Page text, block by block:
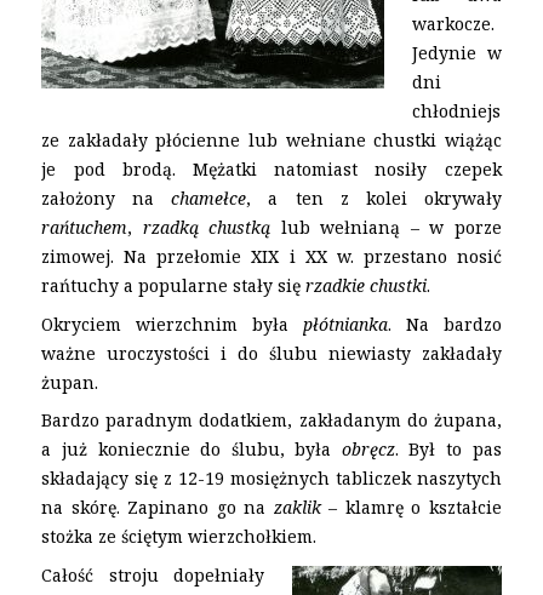
warkocze.
Jedynie w
dni
chłodniejs
ze zakładały płócienne lub wełniane chustki wiążąc
je pod brodą. Mężatki natomiast nosiły czepek
założony nachamełce, a ten z kolei okrywały
rańtuchem, rzadką chustką lub wełnianą – w porze
zimowej. Na przełomie XIX i XX w. przestano nosić
rańtuchy a popularne stały sięrzadkie chustki.
Okryciem wierzchnim była płótnianka. Na bardzo
ważne uroczystości i do ślubu niewiasty zakładały
żupan.
Bardzo paradnym dodatkiem, zakładanym do żupana,
a już koniecznie do ślubu, była obręcz. Był to pas
składający się z 12-19 mosiężnych tabliczek naszytych
na skórę. Zapinano go na zaklik– klamrę o kształcie
stożka ze ściętym wierzchołkiem.
Całość stroju dopełniały